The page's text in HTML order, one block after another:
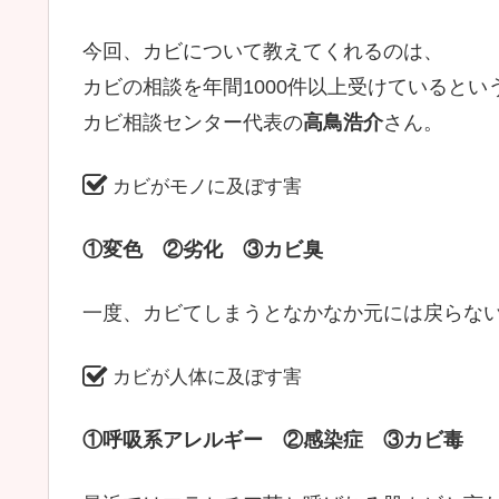
今回、カビについて教えてくれるのは、
カビの相談を年間1000件以上受けているとい
カビ相談センター代表の高鳥浩介さん。
カビがモノに及ぼす害
①変色 ②劣化 ③カビ臭
一度、カビてしまうとなかなか元には戻らな
カビが人体に及ぼす害
①呼吸系アレルギー ②感染症 ③カビ毒